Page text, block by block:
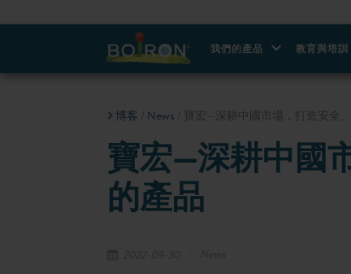
我們的產品 教育與培訓
博客 News / 寶宏—深耕中國市場，打造安全
寶宏—深耕中國
的產品